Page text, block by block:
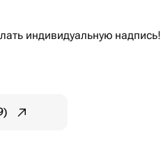
индивидуальную надпись!